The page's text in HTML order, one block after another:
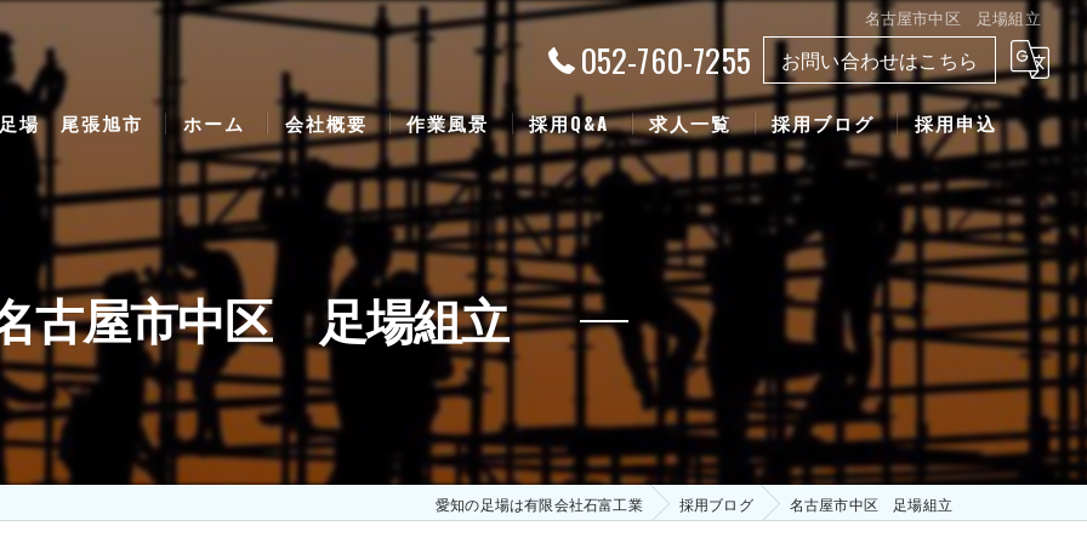
名古屋市中区 足場組立
052-760-7255 お問い合わせはこちら
場 尾張旭市 ホーム 会社概要 作業風景 採用Q&A 求人一覧 採用ブログ 採用申込
古屋市中区 足場組立
愛知の足場は有限会社石富工業 採用ブログ 名古屋市中区 足場組立